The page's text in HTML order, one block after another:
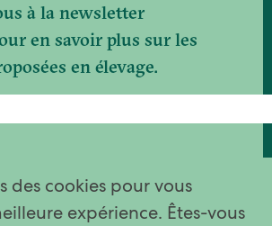
à la newsletter
en savoir plus sur les
en élevage.
est en cours de traitement
des cookies pour vous
expérience. Êtes-vous